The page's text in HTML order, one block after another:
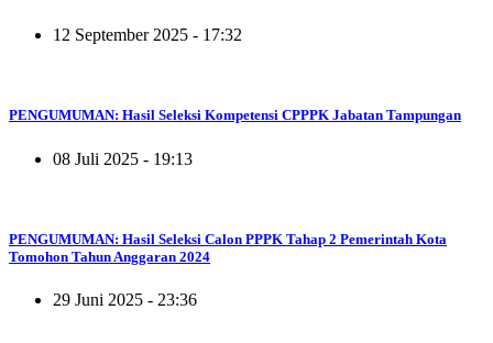
12 September 2025 - 17:32
PENGUMUMAN: Hasil Seleksi Kompetensi CPPPK Jabatan Tampungan
08 Juli 2025 - 19:13
PENGUMUMAN: Hasil Seleksi Calon PPPK Tahap 2 Pemerintah Kota
Tomohon Tahun Anggaran 2024
29 Juni 2025 - 23:36